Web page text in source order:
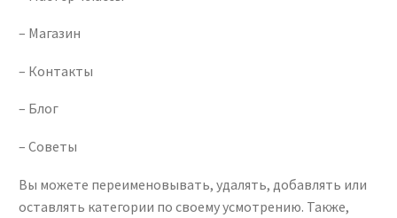
– Магазин
– Контакты
– Блог
– Советы
Вы можете переименовывать, удалять, добавлять или
оставлять категории по своему усмотрению. Также,